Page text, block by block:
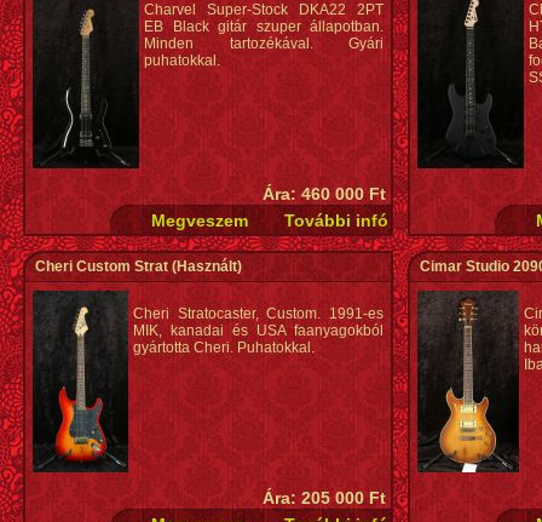
Charvel Super-Stock DKA22 2PT
EB Black gitár szuper állapotban.
Minden tartozékával. Gyári
puhatokkal.
Ára: 460 000 Ft
Cheri Custom Strat(Használt)
Cheri Stratocaster, Custom. 1991-es
MIK, kanadai és USA faanyagokból
gyártotta Cheri. Puhatokkal.
Ára: 205 000 Ft
Cimar Studio